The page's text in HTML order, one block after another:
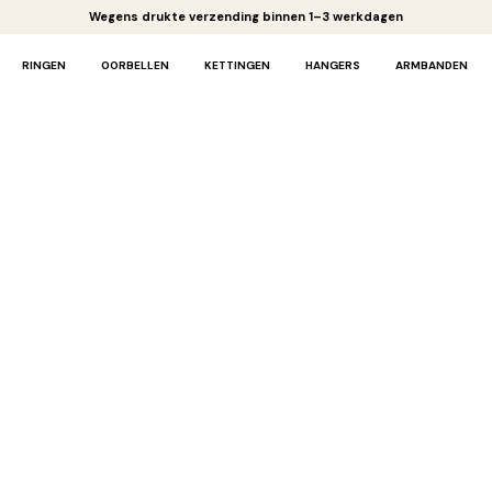
Wegens drukte verzending binnen 1–3 werkdagen
RINGEN OORBELLEN KETTINGEN HANGERS ARMBANDEN